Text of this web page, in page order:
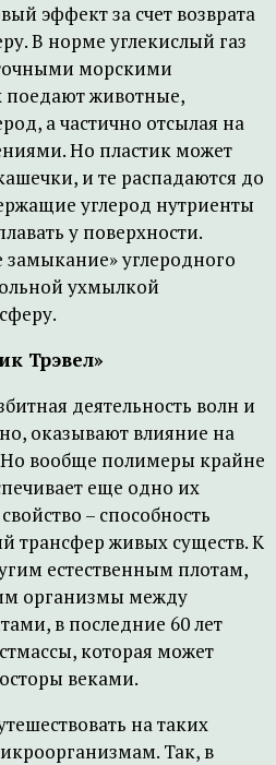
эффект за счет возврата
В норме углекислый газ
морскими
поедают животные,
а частично отсылая на
Но пластик может
и те распадаются до
углерод нутриенты
у поверхности.
углеродного
ухмылкой
Трэвел»
деятельность волн и
оказывают влияние на
Но вообще полимеры крайне
еще одно их
– способность
трансфер живых существ. К
естественным плотам,
организмы между
в последние 60 лет
которая может
веками.
на таких
Так, в